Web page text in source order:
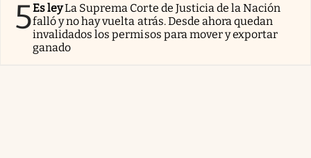
5Es leyLa Suprema Corte de Justicia de la Nación
falló y no hay vuelta atrás. Desde ahora quedan
invalidados los permisos para mover y exportar
ganado